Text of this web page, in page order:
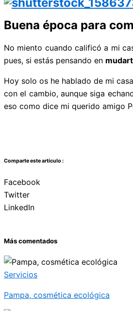
Buena época para
No miento cuando calificó a mi
pues, si estás pensando en
Hoy solo os he hablado de mi
con el cambio, aunque siga
eso como dice mi querido amigo
Comparte este artículo :
Facebook
Twitter
LinkedIn
Más comentados
Servicios
Pampa, cosmética ecológica